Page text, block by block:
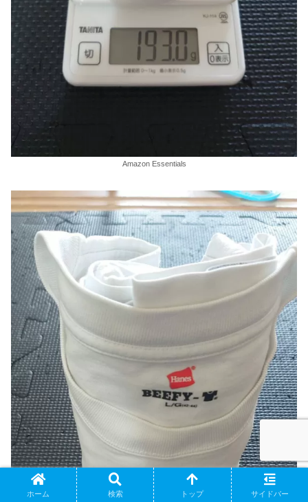
Amazon Essentials
ホーム 検索 トップ サイドバー